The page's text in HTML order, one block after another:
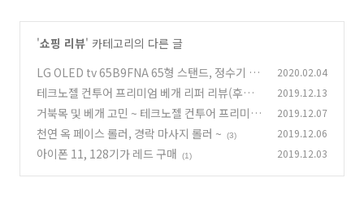
'쇼핑 리뷰' 카테고리의 다른 글
LG OLED tv 65B9FNA 65형 스탠드, 정수기 얼
음 냉장고 J812S35 구매기 훔...
(3)
2020.02.04
테크노젤 컨투어 프리미엄 베개 리퍼 리뷰(후기)
(10)
2019.12.13
거북목 및 베개 고민 ~ 테크노젤 컨투어 프리미엄
리퍼
(3)
2019.12.07
천연 옥 페이스 롤러, 경락 마사지 롤러 ~ (3) 2019.12.06
아이폰 11, 128기가 레드 구매 (1) 2019.12.03